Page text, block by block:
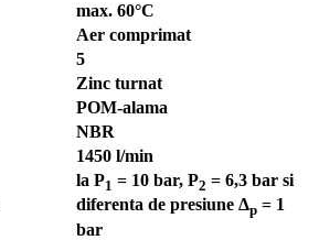
max. 60°C
Aer comprimat
5
Zinc turnat
POM-alama
NBR
1450 l/min
la P1 = 10 bar, P2 = 6,3 bar si
diferenta de presiune Δp = 1
bar